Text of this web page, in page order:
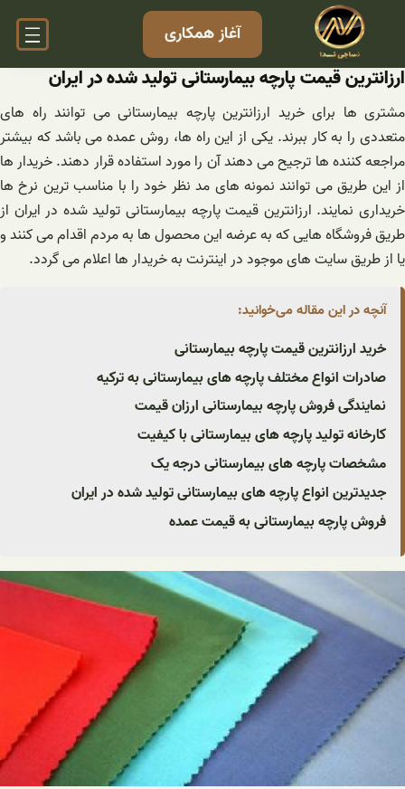
آغاز همکاری
ارزانترین قیمت پارچه بیمارستانی تولید شده در ایران
مشتری ها برای خرید ارزانترین پارچه بیمارستانی می توانند راه های
متعددی را به کار ببرند. یکی از این راه ها، روش عمده می باشد که بیشتر
مراجعه کننده ها ترجیح می دهند آن را مورد استفاده قرار دهند. خریدار ها
از این طریق می توانند نمونه های مد نظر خود را با مناسب ترین نرخ ها
خریداری نمایند. ارزانترین قیمت پارچه بیمارستانی تولید شده در ایران از
طریق فروشگاه هایی که به عرضه این محصول ها به مردم اقدام می کنند و
یا از طریق سایت های موجود در اینترنت به خریدار ها اعلام می‌ گردد.
آنچه در این مقاله می‌خوانید:
خرید ارزانترین قیمت پارچه بیمارستانی
صادرات انواع مختلف پارچه های بیمارستانی به ترکیه
نمایندگی فروش پارچه بیمارستانی ارزان قیمت
کارخانه تولید پارچه های بیمارستانی با کیفیت
مشخصات پارچه های بیمارستانی درجه یک
جدیدترین انواع پارچه های بیمارستانی تولید شده در ایران
فروش پارچه بیمارستانی به قیمت عمده